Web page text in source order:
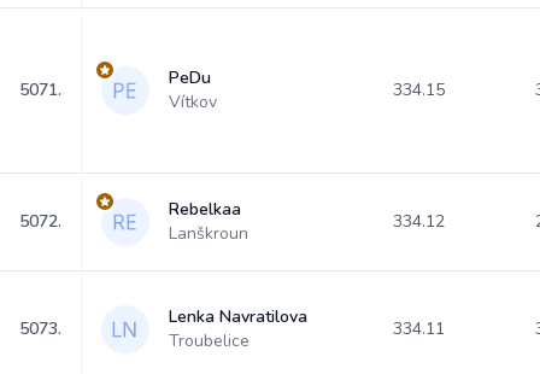
5071.
PeDu
Vítkov
334.15
5072.
Rebelkaa
Lanškroun
334.12
5073.
Lenka Navratilova
Troubelice
334.11